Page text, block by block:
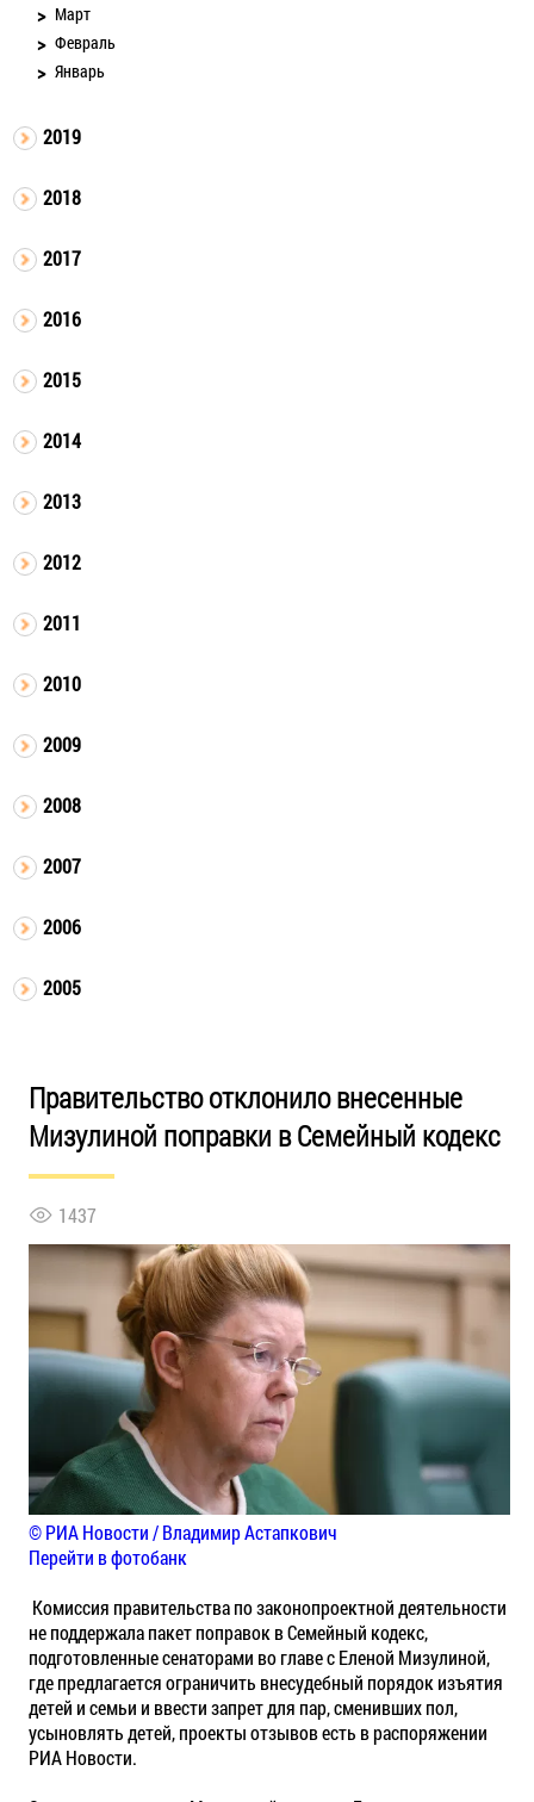
Март
Февраль
Январь
2019
2018
2017
2016
2015
2014
2013
2012
2011
2010
2009
2008
2007
2006
2005
Правительство отклонило внесенные
Мизулиной поправки в Семейный кодекс
1437
© РИА Новости / Владимир Астапкович
Перейти в фотобанк
Комиссия правительства по законопроектной деятельности
не поддержала пакет поправок в Семейный кодекс,
подготовленные сенаторами во главе с Еленой Мизулиной,
где предлагается ограничить внесудебный порядок изъятия
детей и семьи и ввести запрет для пар, сменивших пол,
усыновлять детей, проекты отзывов есть в распоряжении
РИА Новости.